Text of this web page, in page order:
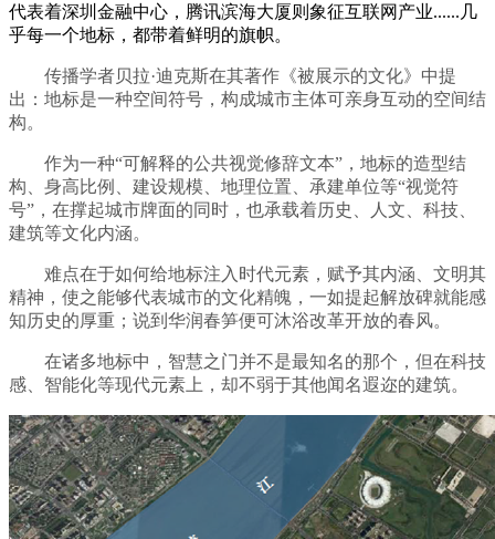
代表着深圳金融中心，腾讯滨海大厦则象征互联网产业......几
乎每一个地标，都带着鲜明的旗帜。
传播学者贝拉·迪克斯在其著作《被展示的文化》中提
出：地标是一种空间符号，构成城市主体可亲身互动的空间结
构。
作为一种“可解释的公共视觉修辞文本”，地标的造型结
构、身高比例、建设规模、地理位置、承建单位等“视觉符
号”，在撑起城市牌面的同时，也承载着历史、人文、科技、
建筑等文化内涵。
难点在于如何给地标注入时代元素，赋予其内涵、文明其
精神，使之能够代表城市的文化精魄，一如提起解放碑就能感
知历史的厚重；说到华润春笋便可沐浴改革开放的春风。
在诸多地标中，智慧之门并不是最知名的那个，但在科技
感、智能化等现代元素上，却不弱于其他闻名遐迩的建筑。